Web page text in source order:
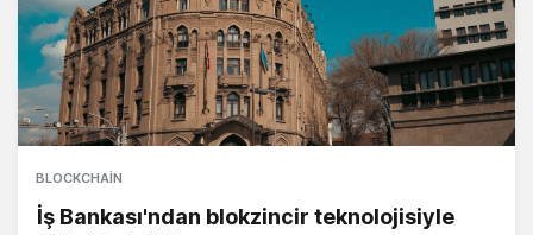
BLOCKCHAIN
İş Bankası'ndan blokzincir teknolojisiyle